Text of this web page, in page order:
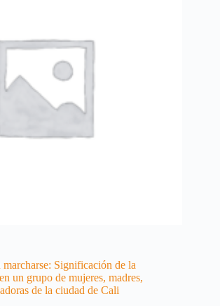
Significación de la
un grupo de mujeres, madres,
de la ciudad de Cali